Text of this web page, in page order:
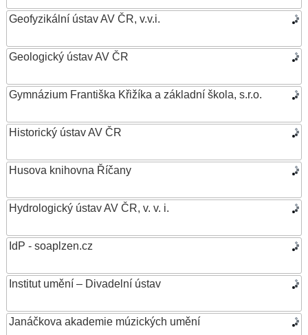
Geofyzikální ústav AV ČR, v.v.i.
Geologický ústav AV ČR
Gymnázium Františka Křižíka a základní škola, s.r.o.
Historický ústav AV ČR
Husova knihovna Říčany
Hydrologický ústav AV ČR, v. v. i.
IdP - soaplzen.cz
Institut umění – Divadelní ústav
Janáčkova akademie múzických umění